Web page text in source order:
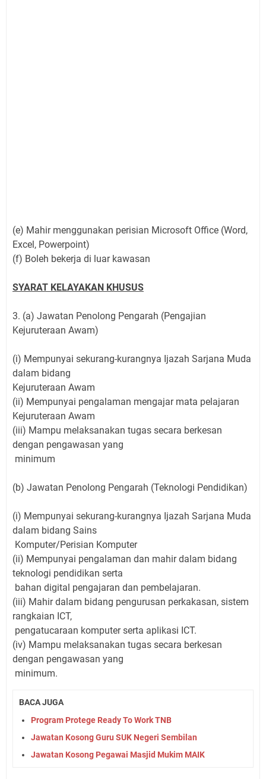
(e) Mahir menggunakan perisian Microsoft Office (Word,
Excel, Powerpoint)
(f) Boleh bekerja di luar kawasan
SYARAT KELAYAKAN KHUSUS
3. (a) Jawatan Penolong Pengarah (Pengajian
Kejuruteraan Awam)
(i) Mempunyai sekurang-kurangnya Ijazah Sarjana Muda
dalam bidang
Kejuruteraan Awam
(ii) Mempunyai pengalaman mengajar mata pelajaran
Kejuruteraan Awam
(iii) Mampu melaksanakan tugas secara berkesan
dengan pengawasan yang
minimum
(b) Jawatan Penolong Pengarah (Teknologi Pendidikan)
(i) Mempunyai sekurang-kurangnya Ijazah Sarjana Muda
dalam bidang Sains
Komputer/Perisian Komputer
(ii) Mempunyai pengalaman dan mahir dalam bidang
teknologi pendidikan serta
bahan digital pengajaran dan pembelajaran.
(iii) Mahir dalam bidang pengurusan perkakasan, sistem
rangkaian ICT,
pengatucaraan komputer serta aplikasi ICT.
(iv) Mampu melaksanakan tugas secara berkesan
dengan pengawasan yang
minimum.
BACA JUGA
Program Protege Ready To Work TNB
Jawatan Kosong Guru SUK Negeri Sembilan
Jawatan Kosong Pegawai Masjid Mukim MAIK